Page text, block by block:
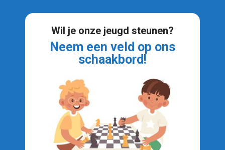
Wil je onze jeugd steunen?
Neem een veld op ons
schaakbord!